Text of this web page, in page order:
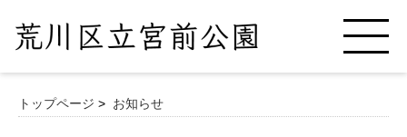
トップページ > お知らせ